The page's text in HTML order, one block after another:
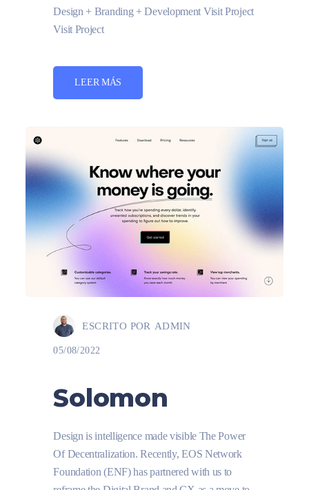
Design + Branding + Development Visit Project
Visit Project
LEER MÁS
ESCRITO POR ADMIN
05/08/2022
Solomon
Design is intelligence made visible The Power
Of Decentralization. Recently, EOS Network
Foundation (ENF) has partnered with us to